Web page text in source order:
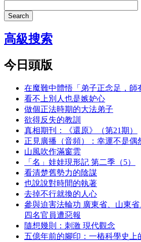
Search
高級搜索
今日頭版
在魔難中體悟「弟子正念足，師
看不上別人也是嫉妒心
做個正法時期的大法弟子
欲得反失的教訓
真相期刊：《還原》（第21期）
正見廣播（音頻）：幸運不是偶
山風吹作滿窗雲
「名」娃娃現形記 第二季（5）
看清楚舊勢力的陰謀
也說說對時間的執著
去掉不行就換的人心
參與迫害法輪功 廣東省、山東
四名官員遭惡報
隨想幾則：刺激 現代觀念
五億年前的腳印：一樁科學史上